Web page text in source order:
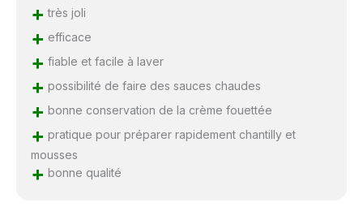
+ très joli
+ efficace
+ fiable et facile à laver
+ possibilité de faire des sauces chaudes
+ bonne conservation de la crème fouettée
+ pratique pour préparer rapidement chantilly et
mousses
+ bonne qualité